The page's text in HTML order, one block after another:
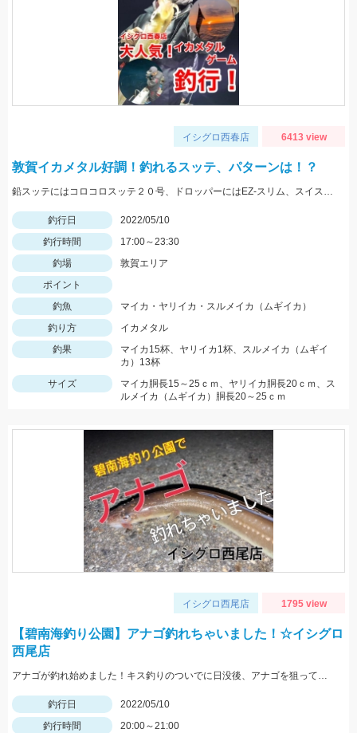
イシグロ西春店 6413 view
敦賀イカメタル好調！釣れるスッテ、パターンは！？
鉛スッテにはコロコロスッテ２０号、ドロッパーにはEZ-スリム、スイスイドロッパーをメインに使用しました。
釣行日
2022/05/10
釣行時間
17:00～23:30
釣場
敦賀エリア
ポイント
釣魚
マイカ・ヤリイカ・スルメイカ（ムギイカ）
釣り方
イカメタル
釣果
マイカ15杯、ヤリイカ1杯、スルメイカ（ムギイ
カ）13杯
サイズ
マイカ胴長15～25ｃｍ、ヤリイカ胴長20ｃｍ、ス
ルメイカ（ムギイカ）胴長20～25ｃｍ
イシグロ西尾店 1795 view
【碧南海釣り公園】アナゴ釣れちゃいました！☆イシグロ
西尾店
アナゴが釣れ始めました！キス釣りのついでに日没後、アナゴを狙ってみませんか？
釣行日
2022/05/10
釣行時間
20:00～21:00